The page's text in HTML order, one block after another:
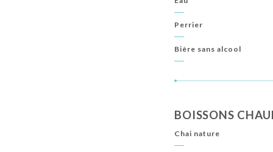
Perrier
Bière sans alcool
BOISSONS
Chai nature